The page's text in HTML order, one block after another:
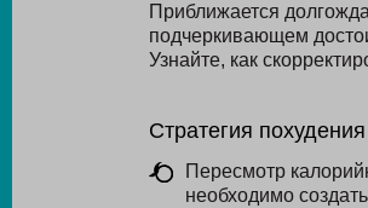
Приближается
подчеркивающем
Узнайте, как
Стратегия похудения
Пересмотр
необходимо